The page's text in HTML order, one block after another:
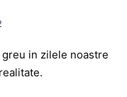
in zilele noastre